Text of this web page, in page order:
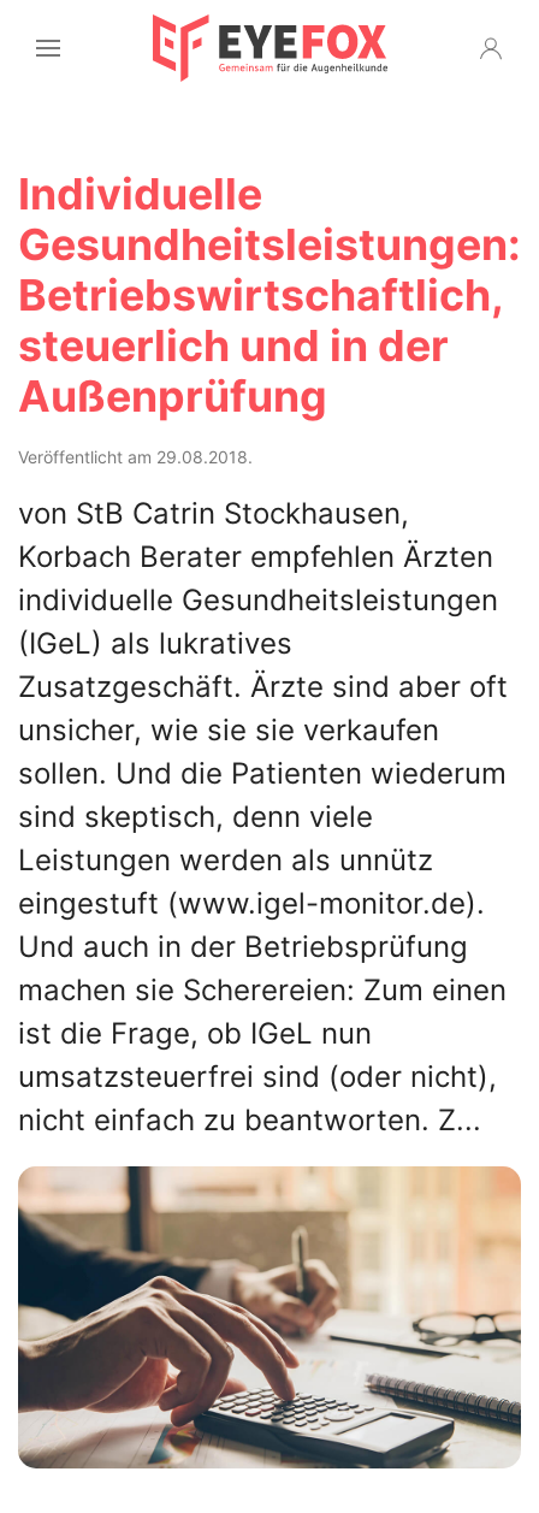
Individuelle
Gesundheitsleistungen:
Betriebswirtschaftlich,
steuerlich und in der
Außenprüfung
Veröffentlicht am 29.08.2018.
von StB Catrin Stockhausen,
Korbach Berater empfehlen Ärzten
individuelle Gesundheitsleistungen
(IGeL) als lukratives
Zusatzgeschäft. Ärzte sind aber oft
unsicher, wie sie sie verkaufen
sollen. Und die Patienten wiederum
sind skeptisch, denn viele
Leistungen werden als unnütz
eingestuft (www.igel-monitor.de).
Und auch in der Betriebsprüfung
machen sie Scherereien: Zum einen
ist die Frage, ob IGeL nun
umsatzsteuerfrei sind (oder nicht),
nicht einfach zu beantworten. Z...